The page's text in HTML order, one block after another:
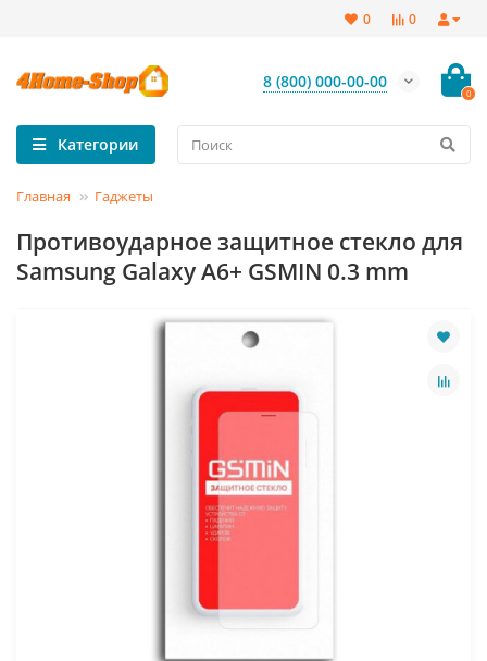
0
0
8 (800) 000-00-00
0
Категории
Главная Гаджеты
Противоударное защитное стекло для
Samsung Galaxy A6+ GSMIN 0.3 mm